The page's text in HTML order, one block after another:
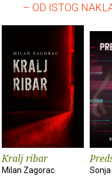
– OD ISTOG
Kralj ribar
Milan Zagorac